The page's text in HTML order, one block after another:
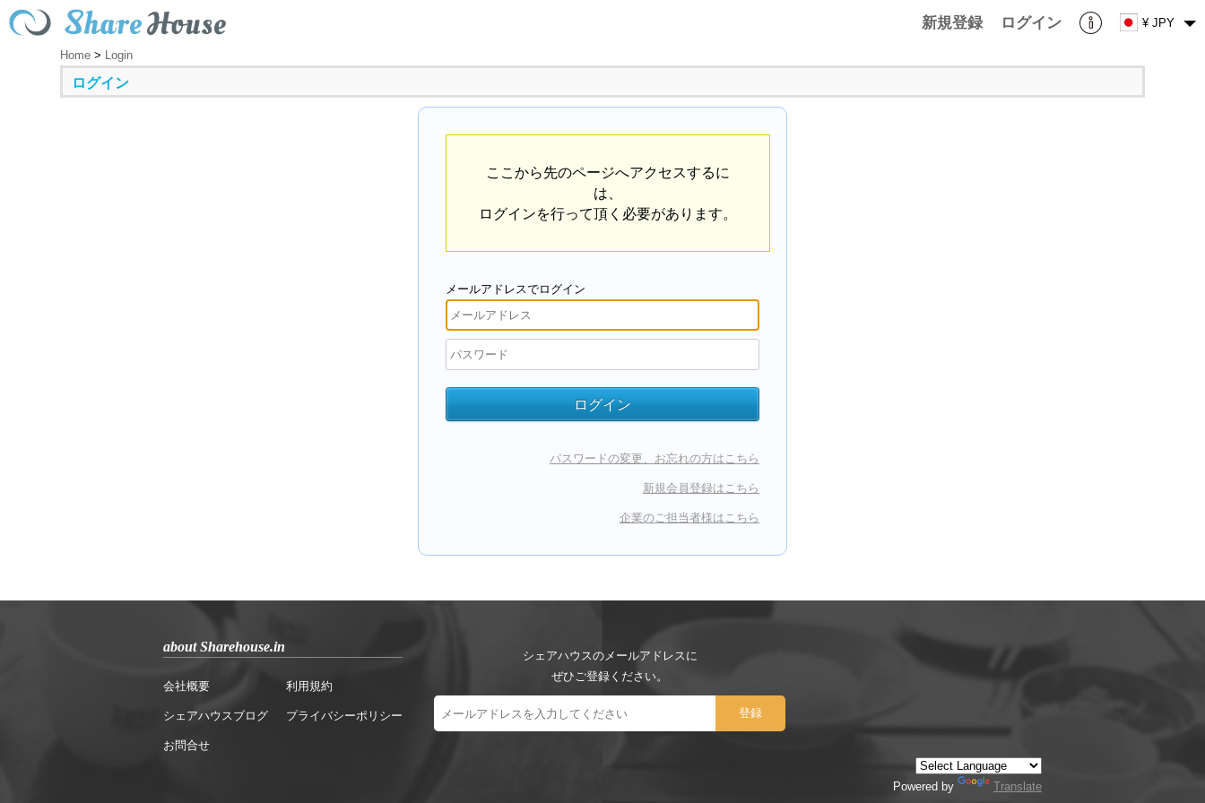
新規登録 ログイン ¥ JPY
Home > Login
ログイン
ここから先のページへアクセスするに
は、
ログインを行って頂く必要があります。
メールアドレスでログイン
パスワードの変更、お忘れの方はこちら
新規会員登録はこちら
企業のご担当者様はこちら
about Sharehouse.in
会社概要
シェアハウスブログ
お問合せ
利用規約
プライバシーポリシー
シェアハウスのメールアドレスに
ぜひご登録ください。
Powered by Translate